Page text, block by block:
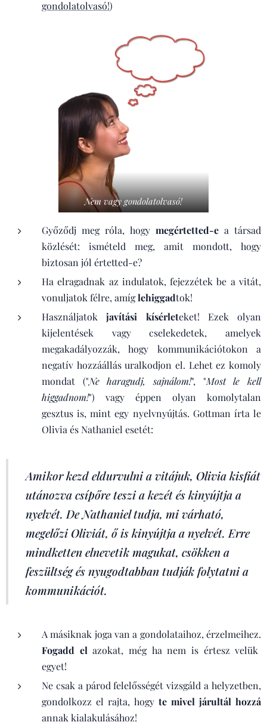
gondolatolvasó!)
Nem vagy gondolatolvasó!
Győződj meg róla, hogy megértetted-e a társad
közlését: ismételd meg, amit mondott, hogy
biztosan jól értetted-e?
Ha elragadnak az indulatok, fejezzétek be a vitát,
vonuljatok félre, amíglehiggadtok!
Használjatokjavítási kísérleteket! Ezek olyan
kijelentések vagy cselekedetek, amelyek
megakadályozzák, hogy kommunikációtokon a
negatív hozzáállás uralkodjon el. Lehet ez komoly
mondat ("Ne haragudj, sajnálom!", "Most le kell
higgadnom!") vagy éppen olyan komolytalan
gesztus is, mint egy nyelvnyújtás. Gottman írta le
Olivia és Nathaniel esetét:
Amikor kezd eldurvulni a vitájuk, Olivia kisfiát
utánozva csípőre teszi a kezét és kinyújtja a
nyelvét. De Nathaniel tudja, mi várható,
megelőzi Oliviát, ő is kinyújtja a nyelvét. Erre
mindketten elnevetik magukat, csökken a
feszültség és nyugodtabban tudják folytatni a
kommunikációt.
A másiknak joga van a gondolataihoz, érzelmeihez.
Fogadd elazokat, még ha nem is értesz velük
egyet!
Ne csak a párod felelősségét vizsgáld a helyzetben,
gondolkozz el rajta, hogy te mivel járultál hozzá
annak kialakulásához!